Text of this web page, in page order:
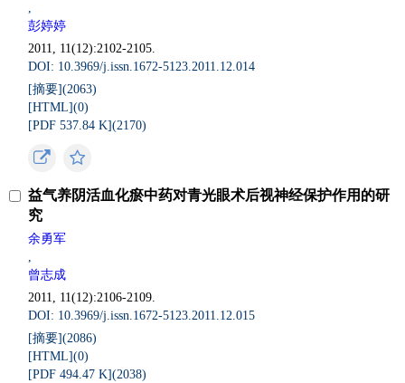
,
彭婷婷
2011, 11(12):2102-2105.
DOI: 10.3969/j.issn.1672-5123.2011.12.014
[摘要](2063)
[HTML](0)
[PDF 537.84 K](2170)
益气养阴活血化瘀中药对青光眼术后视神经保护作用的研
究
余勇军
,
曾志成
2011, 11(12):2106-2109.
DOI: 10.3969/j.issn.1672-5123.2011.12.015
[摘要](2086)
[HTML](0)
[PDF 494.47 K](2038)